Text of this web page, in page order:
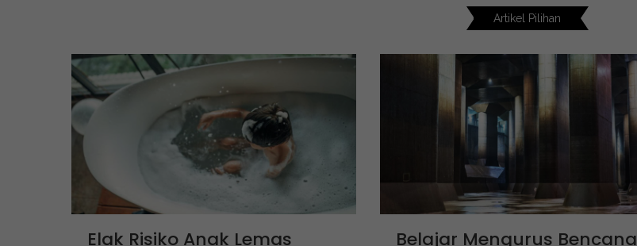
Artikel Pilihan
Elak Risiko Anak Lemas Belajar Mengurus Bencana